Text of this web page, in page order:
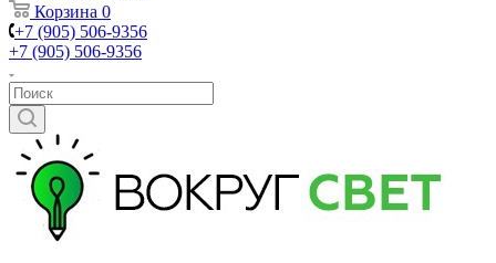
Корзина 0
+7 (905) 506-9356
+7 (905) 506-9356